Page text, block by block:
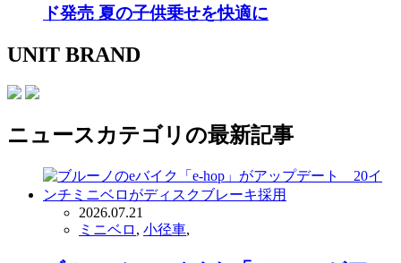
ド発売 夏の子供乗せを快適に
UNIT BRAND
ニュース カテゴリの最新記事
2026.07.21
ミニベロ , 小径車,